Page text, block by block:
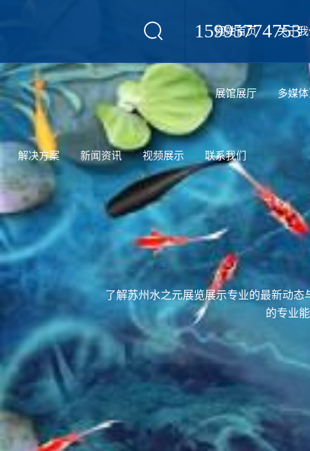
15995774753
网站首页 关于
展馆展厅 多媒
解决方案 新闻资讯 视频展示 联系我们
了解苏州水之元展览展示专业的最新动
的专业